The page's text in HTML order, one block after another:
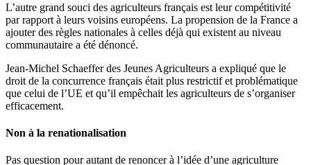
L’autre grand souci des agriculteurs français est leur compétitivité
par rapport à leurs voisins européens. La propension de la France a
ajouter des règles nationales à celles déjà qui existent au niveau
communautaire a été dénoncé.
Jean-Michel Schaeffer des Jeunes Agriculteurs a expliqué que le
droit de la concurrence français était plus restrictif et problématique
que celui de l’UE et qu’il empêchait les agriculteurs de s’organiser
efficacement.
Non à la renationalisation
Pas question pour autant de renoncer à l’idée d’une agriculture